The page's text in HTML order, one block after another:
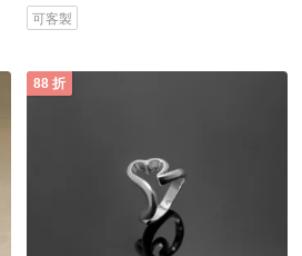
可客製
88 折